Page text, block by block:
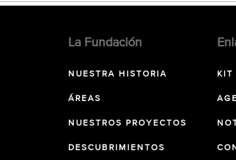
La Fundación
NUESTRA HISTORIA
ÁREAS
NUESTROS PROYECTOS
DESCUBRIMIENTOS
KIT